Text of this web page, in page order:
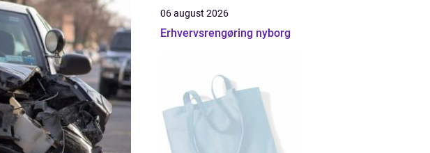
06 august 2026
Erhvervsrengøring nyborg